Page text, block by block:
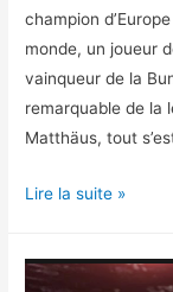
champion
monde, un joueur
vainqueur de la
remarquable de la
Matthäus, tout
Histoire
Matthäus
Lire la suite »